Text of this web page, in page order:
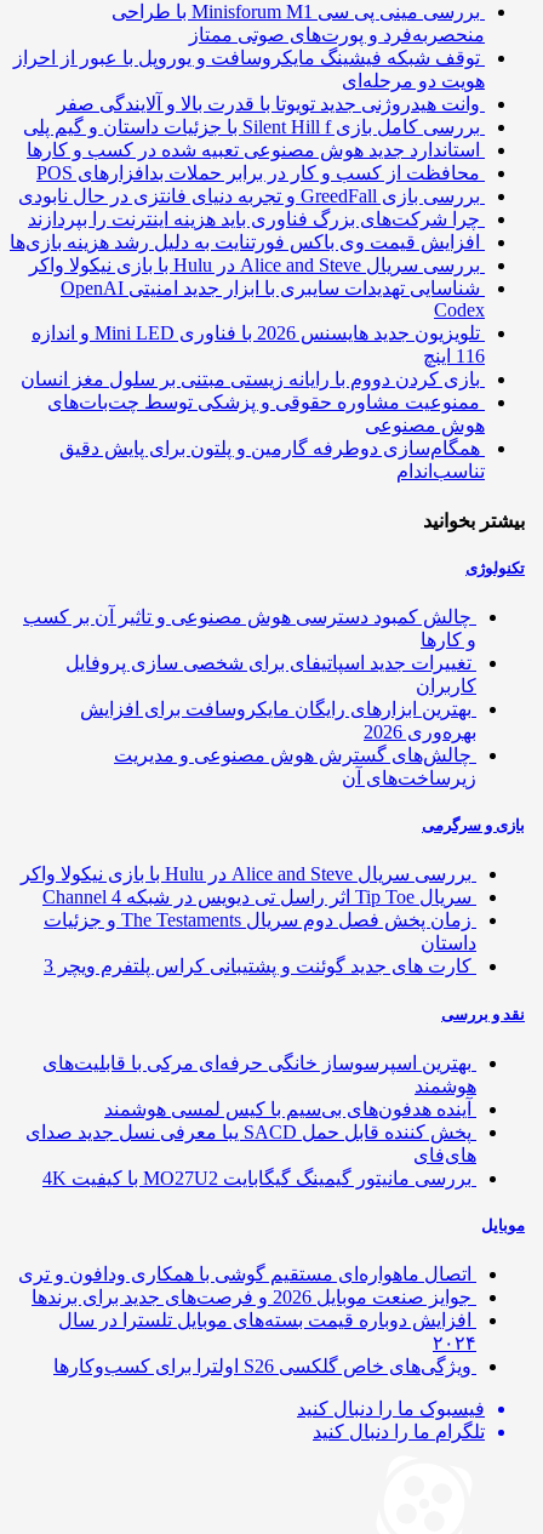
بررسی مینی پی ‌سی Minisforum M1 با طراحی
منحصربه‌فرد و پورت‌های صوتی ممتاز
توقف شبکه فیشینگ مایکروسافت و یوروپل با عبور از احراز
هویت دو مرحله‌ای
وانت هیدروژنی جدید تویوتا با قدرت بالا و آلایندگی صفر
بررسی کامل بازی Silent Hill f با جزئیات داستان و گیم پلی
استاندارد جدید هوش مصنوعی تعبیه شده در کسب و کارها
محافظت از کسب و کار در برابر حملات بدافزارهای POS
بررسی بازی GreedFall و تجربه دنیای فانتزی در حال نابودی
چرا شرکت‌های بزرگ فناوری باید هزینه اینترنت را بپردازند
افزایش قیمت وی باکس فورتنایت به دلیل رشد هزینه بازی‌ها
بررسی سریال Alice and Steve در Hulu با بازی نیکولا واکر
شناسایی تهدیدات سایبری با ابزار جدید امنیتی OpenAI
Codex
تلویزیون جدید هایسنس 2026 با فناوری Mini LED و اندازه
بازی کردن دووم با رایانه زیستی مبتنی بر سلول مغز انسان
ممنوعیت مشاوره حقوقی و پزشکی توسط چت‌بات‌های
هوش مصنوعی
همگام‌سازی دوطرفه گارمین و پلتون برای پایش دقیق
تناسب‌اندام
بخوانید
چالش کمبود دسترسی هوش مصنوعی و تاثیر آن بر کسب
و کارها
تغییرات جدید اسپاتیفای برای شخصی سازی پروفایل
کاربران
بهترین ابزارهای رایگان مایکروسافت برای افزایش
بهره‌وری 2026
چالش‌های گسترش هوش مصنوعی و مدیریت
زیرساخت‌های آن
و سرگرمی
بررسی سریال Alice and Steve در Hulu با بازی نیکولا واکر
سریال Tip Toe اثر راسل تی دیویس در شبکه Channel 4
زمان پخش فصل دوم سریال The Testaments و جزئیات
داستان
کارت های جدید گوئنت و پشتیبانی کراس پلتفرم ویچر 3
و بررسی
بهترین اسپرسوساز خانگی حرفه‌ای مرکی با قابلیت‌های
هوشمند
آینده هدفون‌های بی‌سیم با کیس لمسی هوشمند
پخش کننده قابل حمل SACD یبا معرفی نسل جدید صدای
های‌فای
بررسی مانیتور گیمینگ گیگابایت MO27U2 با کیفیت 4K
اتصال ماهواره‌ای مستقیم گوشی‌ با همکاری ودافون و تری
جوایز صنعت موبایل 2026 و فرصت‌های جدید برای برندها
افزایش دوباره قیمت بسته‌های موبایل تلسترا در سال
۲۰۲۴
ویژگی‌های خاص گلکسی S26 اولترا برای کسب‌وکارها
فیسبوک ما را دنبال کنید
تلگرام ما را دنبال کنید